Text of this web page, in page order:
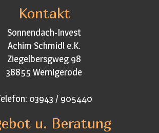
Kontakt
Sonnendach-Invest
Achim Schmidl e.K.
Ziegelbersgweg 98
38855 Wernigerode
03943 / 905440
u. Beratung